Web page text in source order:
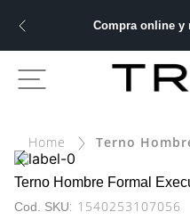
Compra online y
Terno
Terno Hombre Formal
: 1540253107056
BUSCADOS